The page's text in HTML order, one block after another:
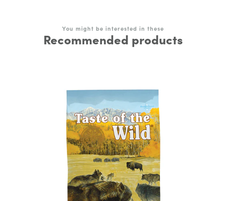
You might be interested in these
Recommended products